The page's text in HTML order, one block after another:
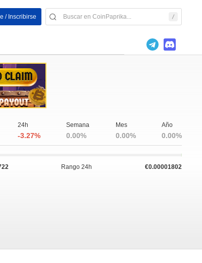
/ Inscribirse
24h
-3.27%
Semana
0.00%
Mes
0.00%
Año
0.00%
Rango 24h €0.00001802